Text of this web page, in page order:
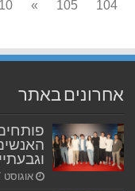
104
105
»
אחרונים באתר
אוגוסט 7, 2026